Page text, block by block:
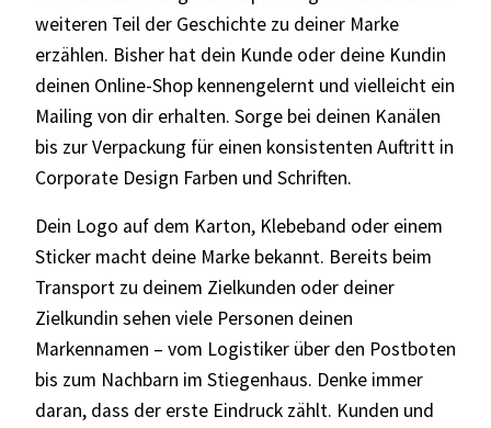
weiteren Teil der Geschichte zu deiner Marke
erzählen. Bisher hat dein Kunde oder deine Kundin
deinen Online-Shop kennengelernt und vielleicht ein
Mailing von dir erhalten. Sorge bei deinen Kanälen
bis zur Verpackung für einen konsistenten Auftritt in
Corporate Design Farben und Schriften.
Dein Logo auf dem Karton, Klebeband oder einem
Sticker macht deine Marke bekannt. Bereits beim
Transport zu deinem Zielkunden oder deiner
Zielkundin sehen viele Personen deinen
Markennamen – vom Logistiker über den Postboten
bis zum Nachbarn im Stiegenhaus. Denke immer
daran, dass der erste Eindruck zählt. Kunden und